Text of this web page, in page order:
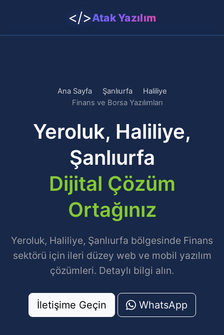
</>Atak Yazılım
Ana Sayfa Şanlıurfa
Haliliye
Finans ve Borsa Yazılımları
Yeroluk, Haliliye,
Şanlıurfa
Dijital Çözüm
Ortağınız
Yeroluk, Haliliye, Şanlıurfa bölgesinde Finans
sektörü için ileri düzey web ve mobil yazılım
çözümleri. Detaylı bilgi alın.
İletişime Geçin WhatsApp